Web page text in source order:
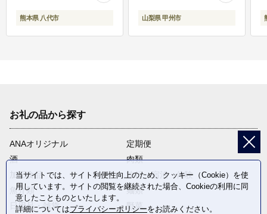
熊本県 八代市 山梨県 甲州市
お礼の品から探す
ANAオリジナル
定期便
酒
肉類
加工食品
旅行・宿泊・体験
魚介類
麺類
日用品・雑貨
野菜
当サイトでは、サイト利便性向上のため、クッキー（Cookie）を使
用しています。サイトの閲覧を継続された場合、Cookieの利用に同
意したことものといたします。
詳細についてはプライバシーポリシーをお読みください。